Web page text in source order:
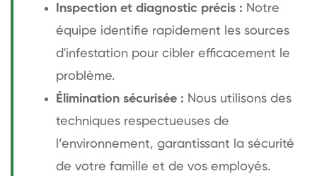
Inspection et diagnostic précis : Notre
équipe identifie rapidement les sources
d'infestation pour cibler efficacement le
problème.
Élimination sécurisée : Nous utilisons des
techniques respectueuses de
l’environnement, garantissant la sécurité
de votre famille et de vos employés.